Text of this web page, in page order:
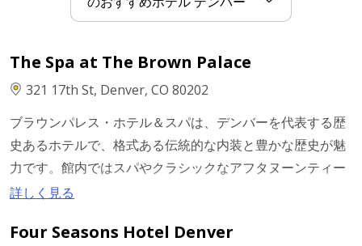
The Spa at The Brown Palace
321 17th St, Denver, CO 80202
ブラウンパレス・ホテル＆スパは、デンバーを代表する歴
史あるホテルで、格式ある伝統的な内装と豊かな歴史が魅
力です。館内ではスパやクラシックなアフタヌーンティー
を楽しめるほか、長年にわたり多くのゲストに愛されてき
トランも併設されており、館内でゆったりと食事を楽しむ
詳しく見る
Four Seasons Hotel Denver